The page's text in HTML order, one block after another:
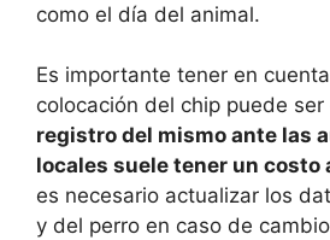
como el día del animal.
Es importante tener en
colocación del chip puede
registro del mismo ante las
locales suele tener un costo
es necesario actualizar los
y del perro en caso de